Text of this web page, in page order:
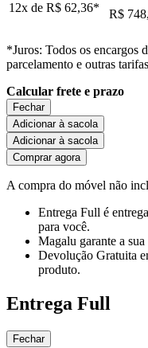
12x de R$ 62,36* R$
*Juros: Todos os encargos
parcelamento e outras
Calcular frete e prazo
Fechar
Adicionar à sacola
Adicionar à sacola
Comprar agora
A compra do móvel não
Entrega Full é
para você.
Magalu garante a
Devolução Gratuita
produto.
Entrega Full
Fechar